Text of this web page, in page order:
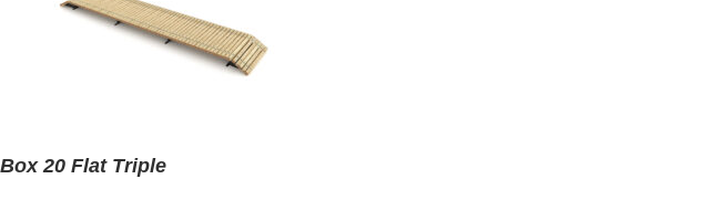
Box 20 Flat Triple